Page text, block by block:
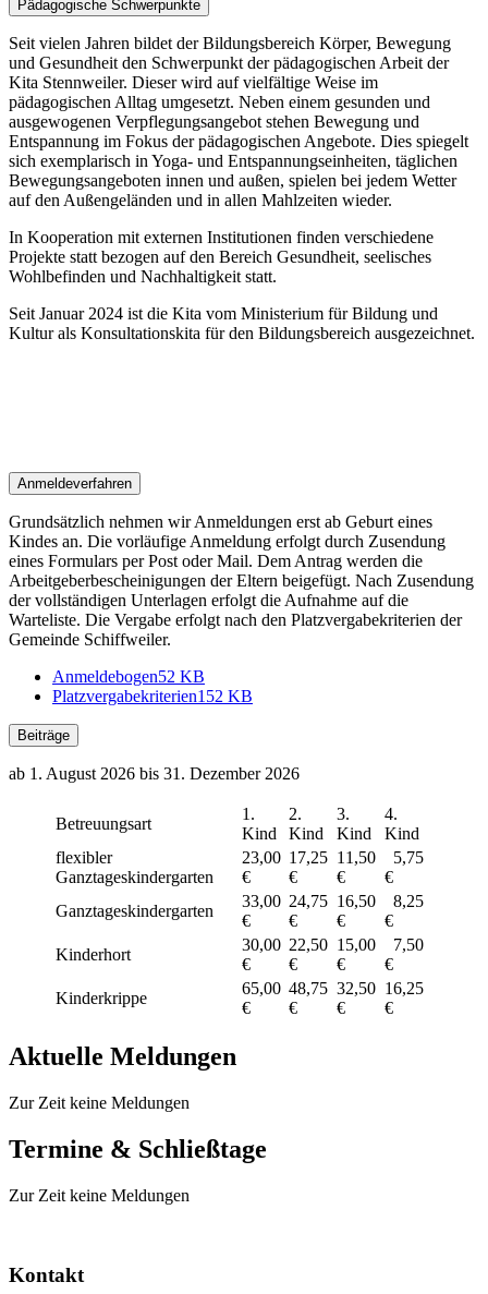
Pädagogische Schwerpunkte
Seit vielen Jahren bildet der Bildungsbereich Körper, Bewegung
und Gesundheit den Schwerpunkt der pädagogischen Arbeit der
Kita Stennweiler. Dieser wird auf vielfältige Weise im
pädagogischen Alltag umgesetzt. Neben einem gesunden und
ausgewogenen Verpflegungsangebot stehen Bewegung und
Entspannung im Fokus der pädagogischen Angebote. Dies spiegelt
sich exemplarisch in Yoga- und Entspannungseinheiten, täglichen
Bewegungsangeboten innen und außen, spielen bei jedem Wetter
auf den Außengeländen und in allen Mahlzeiten wieder.
In Kooperation mit externen Institutionen finden verschiedene
Projekte statt bezogen auf den Bereich Gesundheit, seelisches
Wohlbefinden und Nachhaltigkeit statt.
Seit Januar 2024 ist die Kita vom Ministerium für Bildung und
Kultur als Konsultationskita für den Bildungsbereich ausgezeichnet.
Anmeldeverfahren
Grundsätzlich nehmen wir Anmeldungen erst ab Geburt eines
Kindes an. Die vorläufige Anmeldung erfolgt durch Zusendung
eines Formulars per Post oder Mail. Dem Antrag werden die
Arbeitgeberbescheinigungen der Eltern beigefügt. Nach Zusendung
der vollständigen Unterlagen erfolgt die Aufnahme auf die
Warteliste. Die Vergabe erfolgt nach den Platzvergabekriterien der
Gemeinde Schiffweiler.
Anmeldebogen52 KB
Platzvergabekriterien152 KB
Beiträge
ab 1. August 2026 bis 31. Dezember 2026
Betreuungsart
1.
Kind
2.
Kind
3.
Kind
4.
Kind
flexibler
Ganztageskindergarten
23,00
€
17,25
€
11,50
€
5,75
€
Ganztageskindergarten
33,00
€
24,75
€
16,50
€
8,25
€
Kinderhort
30,00
€
22,50
€
15,00
€
7,50
€
Kinderkrippe
65,00
€
48,75
€
32,50
€
16,25
€
Aktuelle Meldungen
Zur Zeit keine Meldungen
Termine & Schließtage
Zur Zeit keine Meldungen
Kontakt